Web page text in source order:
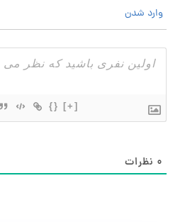
وارد شدن
{} [+]
۰ نظرات